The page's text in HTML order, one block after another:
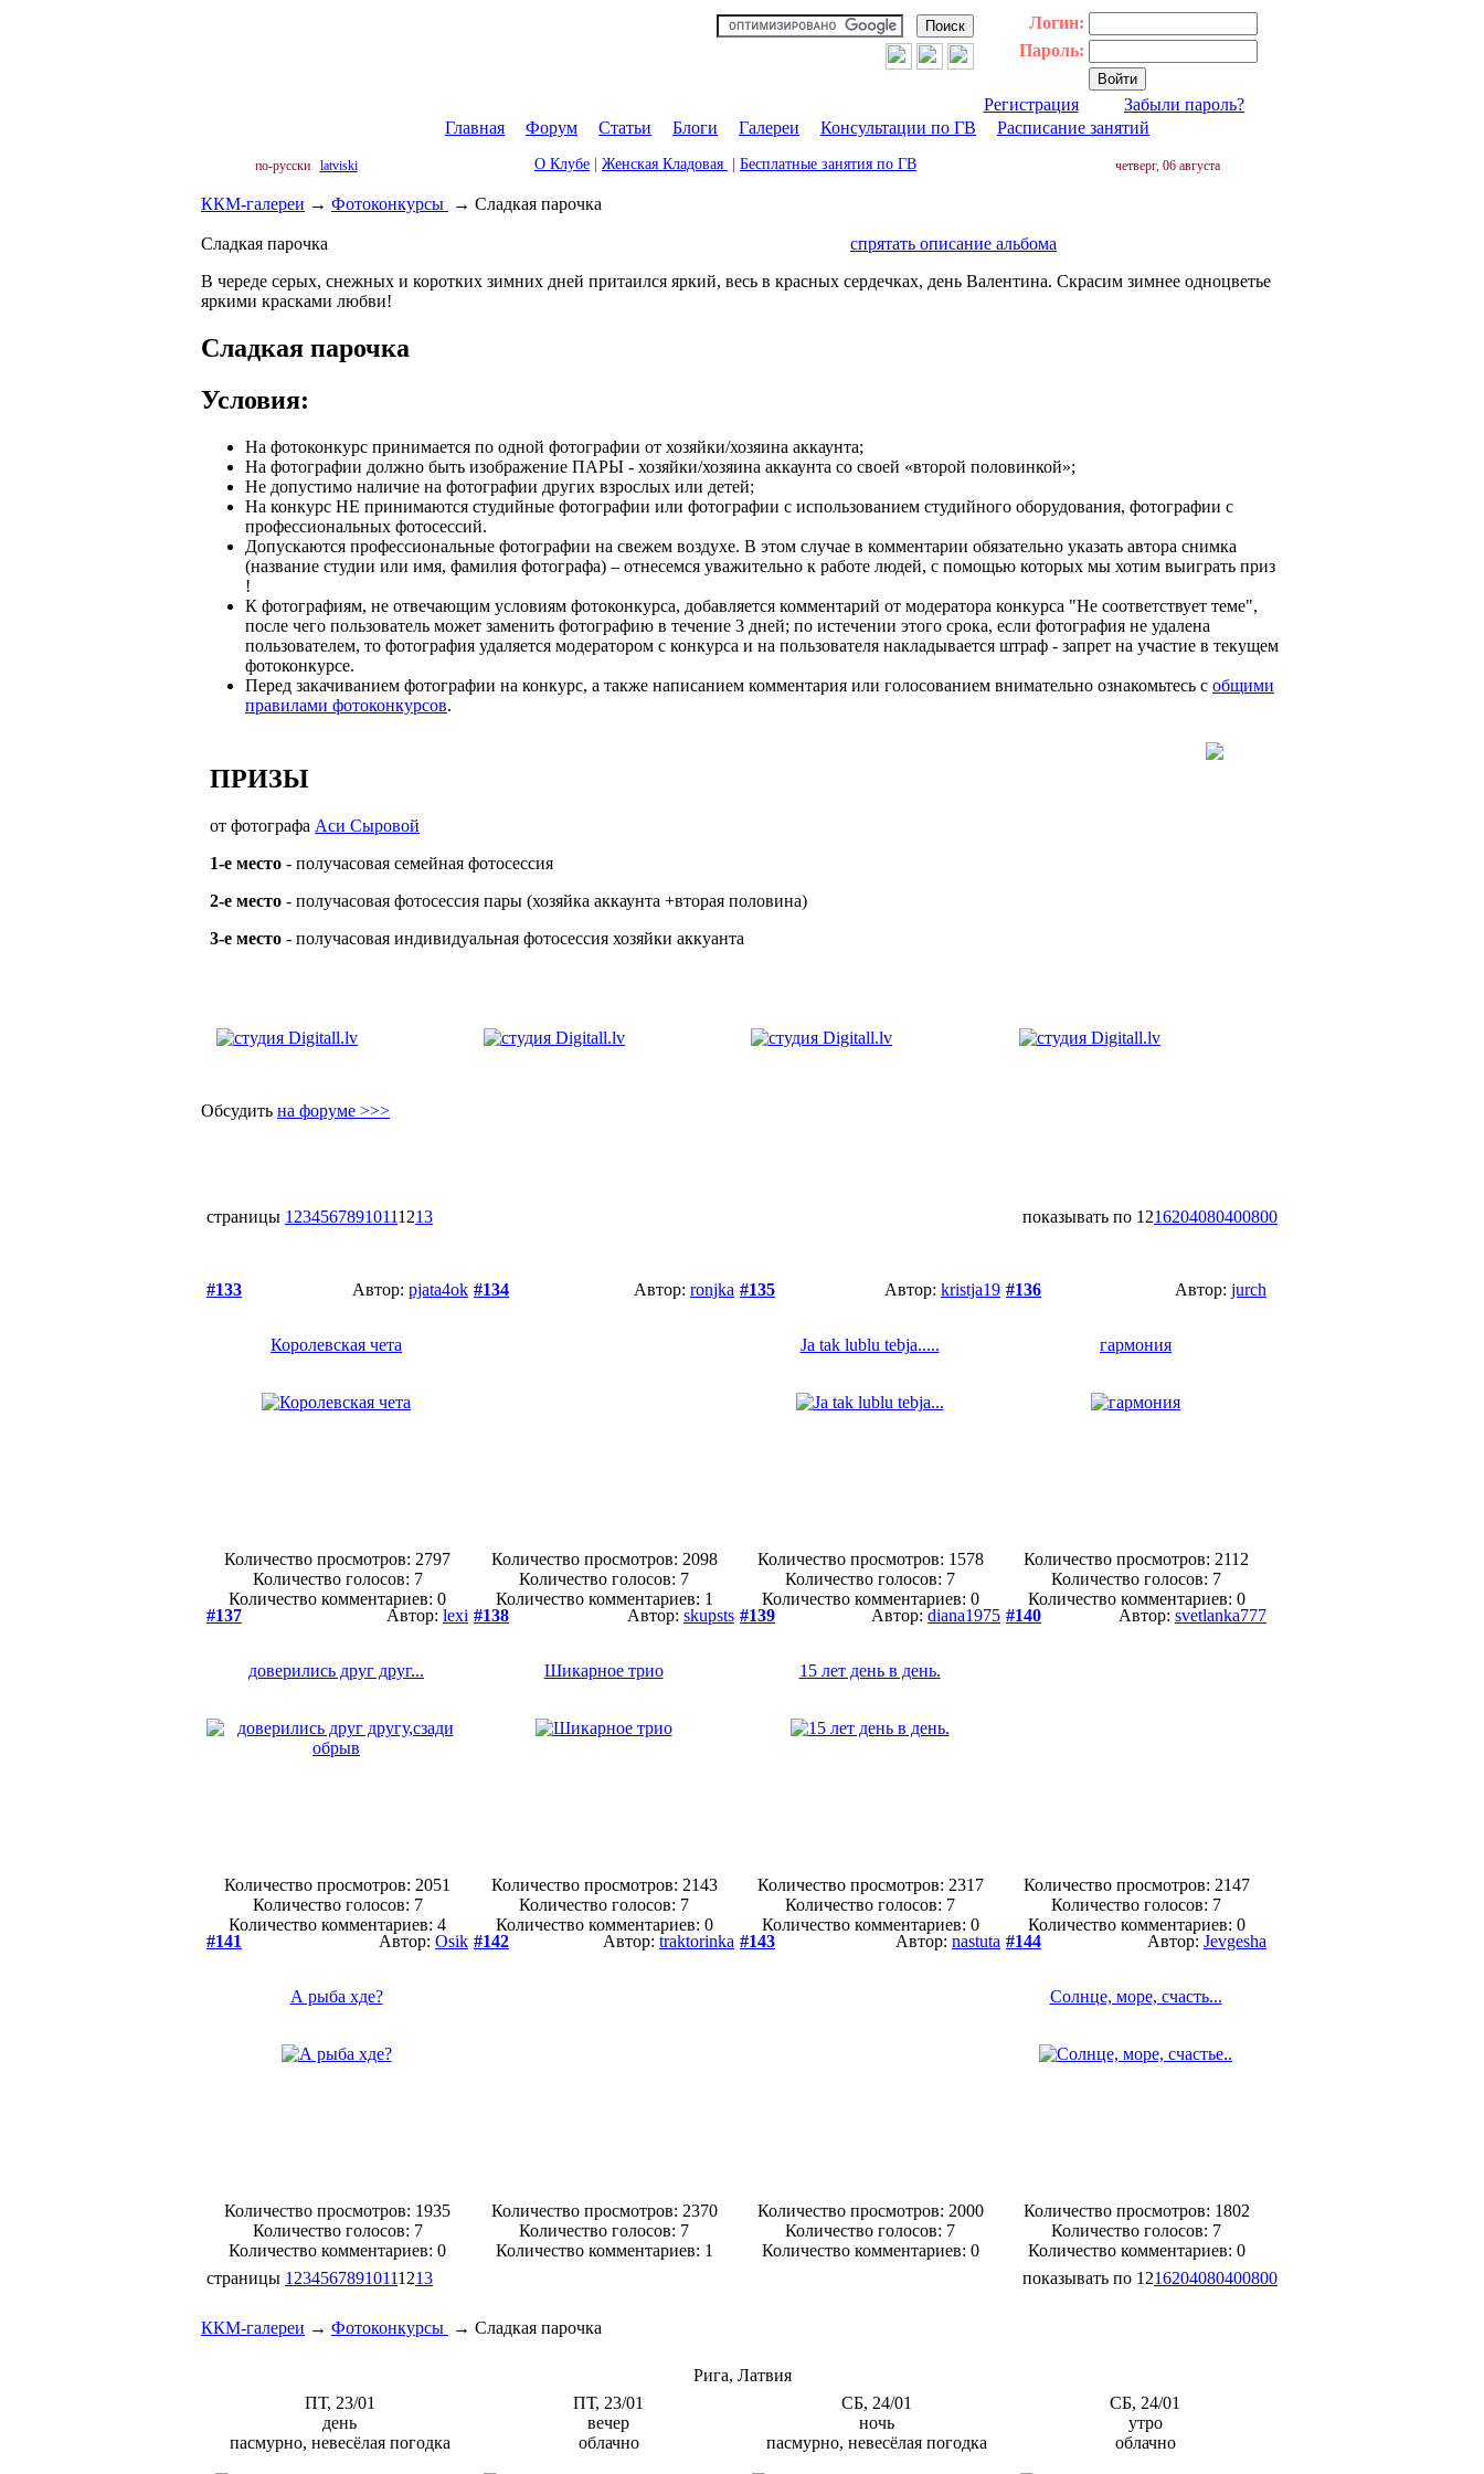
Логин:
Пароль:
Регистрация
Забыли пароль?
Главная
Форум Статьи Блоги Галереи Консультации по ГВ Расписание занятий
по-русски latviski О Клубе Женская Кладовая Бесплатные занятия по ГВ четверг, 06 августа
ККМ-галереи → Фотоконкурсы → Сладкая парочка
Сладкая парочка
спрятать описание альбома
В череде серых, снежных и коротких зимних дней притаился яркий, весь в красных сердечках, день Валентина. Скрасим зимнее одноцветье
яркими красками любви!
Сладкая парочка
Условия:
На фотоконкурс принимается по одной фотографии от хозяйки/хозяина аккаунта;
На фотографии должно быть изображение ПАРЫ - хозяйки/хозяина аккаунта со своей «второй половинкой»;
Не допустимо наличие на фотографии других взрослых или детей;
На конкурс НЕ принимаются студийные фотографии или фотографии с использованием студийного оборудования, фотографии с
профессиональных фотосессий.
Допускаются профессиональные фотографии на свежем воздухе. В этом случае в комментарии обязательно указать автора снимка
(название студии или имя, фамилия фотографа) – отнесемся уважительно к работе людей, с помощью которых мы хотим выиграть приз
!
К фотографиям, не отвечающим условиям фотоконкурса, добавляется комментарий от модератора конкурса "Не соответствует теме",
после чего пользователь может заменить фотографию в течение 3 дней; по истечении этого срока, если фотография не удалена
пользователем, то фотография удаляется модератором с конкурса и на пользователя накладывается штраф - запрет на участие в текущем
фотоконкурсе.
Перед закачиванием фотографии на конкурс, а также написанием комментария или голосованием внимательно ознакомьтесь с общими
правилами фотоконкурсов.
ПРИЗЫ
от фотографа Аси Сыровой
1-е место - получасовая семейная фотосессия
2-е место - получасовая фотосессия пары (хозяйка аккаунта +вторая половина)
3-е место - получасовая индивидуальная фотосессия хозяйки аккуанта
Обсудить на форуме >>>
страницы 1 2345678910111213 показывать по 1216204080400800
#133 Автор: pjata4ok
Королевская чета
Количество просмотров: 2797
Количество голосов: 7
Количество комментариев: 0
#134 Автор: ronjka
Количество просмотров: 2098
Количество голосов: 7
Количество комментариев: 1
#135 Автор: kristja19
Ja tak lublu tebja.....
Количество просмотров: 1578
Количество голосов: 7
Количество комментариев: 0
#136 Автор: jurch
гармония
Количество просмотров: 2112
Количество голосов: 7
Количество комментариев: 0
#137
Автор: lexi
доверились друг друг...
Количество просмотров: 2051
Количество голосов: 7
Количество комментариев: 4
#138 Автор: skupsts
Шикарное трио
Количество просмотров: 2143
Количество голосов: 7
Количество комментариев: 0
#139 Автор: diana1975
15 лет день в день.
Количество просмотров: 2317
Количество голосов: 7
Количество комментариев: 0
#140 Автор: svetlanka777
Количество просмотров: 2147
Количество голосов: 7
Количество комментариев: 0
#141
Автор: Osik
А рыба хде?
Количество просмотров: 1935
Количество голосов: 7
Количество комментариев: 0
#142 Автор: traktorinka
Количество просмотров: 2370
Количество голосов: 7
Количество комментариев: 1
#143 Автор: nastuta
Количество просмотров: 2000
Количество голосов: 7
Количество комментариев: 0
#144 Автор: Jevgesha
Солнце, море, счасть...
Количество просмотров: 1802
Количество голосов: 7
Количество комментариев: 0
страницы 1 2345678910111213 показывать по 1216204080400800
ККМ-галереи → Фотоконкурсы → Сладкая парочка
Рига, Латвия
ПТ, 23/01
день
пасмурно, невесёлая погодка
ПТ, 23/01
вечер
облачно
СБ, 24/01
ночь
пасмурно, невесёлая погодка
СБ, 24/01
утро
облачно